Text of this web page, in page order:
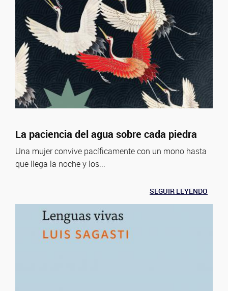
La paciencia del agua sobre cada piedra
Una mujer convive pacíficamente con un mono hasta
que llega la noche y los...
SEGUIR LEYENDO